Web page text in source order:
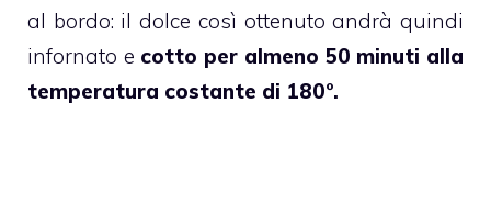
al bordo: il dolce così ottenuto andrà quindi
infornato e cotto per almeno 50 minuti alla
temperatura costante di 180°.